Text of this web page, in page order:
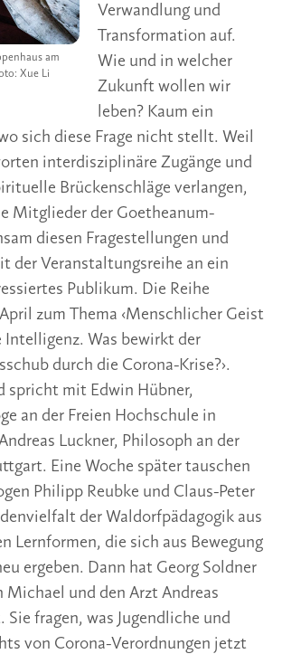
am
Xue Li
Verwandlung und
Transformation auf.
Wie und in welcher
Zukunft wollen wir
leben? Kaum ein
sich diese Frage nicht stellt. Weil
interdisziplinäre Zugänge und
Brückenschläge verlangen,
Mitglieder der Goetheanum-
diesen Fragestellungen und
der Veranstaltungsreihe an ein
Publikum. Die Reihe
zum Thema ‹Menschlicher Geist
Was bewirkt der
durch die Corona-Krise?›.
spricht mit Edwin Hübner,
an der Freien Hochschule in
Luckner, Philosoph an der
Eine Woche später tauschen
Philipp Reubke und Claus-Peter
der Waldorfpädagogik aus
Lernformen, die sich aus Bewegung
ergeben. Dann hat Georg Soldner
Michael und den Arzt Andreas
Sie fragen, was Jugendliche und
von Corona-Verordnungen jetzt